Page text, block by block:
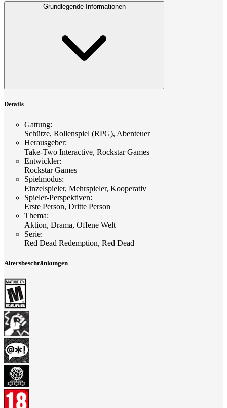
Grundlegende Informationen
Details
Gattung:
Schütze, Rollenspiel (RPG), Abenteuer
Herausgeber:
Take-Two Interactive, Rockstar Games
Entwickler:
Rockstar Games
Spielmodus:
Einzelspieler, Mehrspieler, Kooperativ
Spieler-Perspektiven:
Erste Person, Dritte Person
Thema:
Aktion, Drama, Offene Welt
Serie:
Red Dead Redemption, Red Dead
Altersbeschränkungen